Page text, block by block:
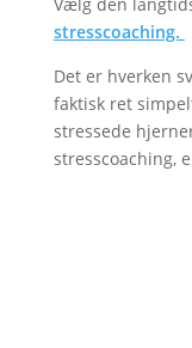
stresscoaching.
Det er hverken
faktisk ret
stressede
stresscoaching,